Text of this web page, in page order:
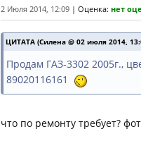
2 Июля 2014, 12:09 | Оценка: нет
ЦИТАТА (Силена @ 02 июля 2014,
Продам ГАЗ-3302 2005г.,
89020116161
что по ремонту требует?